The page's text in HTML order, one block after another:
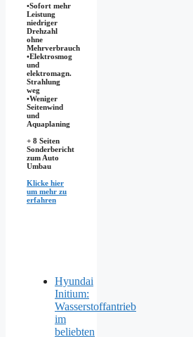
•Sofort mehr
Leistung
niedriger
Drehzahl
ohne
Mehrverbrauch
•Elektrosmog
und
elektromagn.
Strahlung
weg
•​Weniger
Seitenwind
und
Aquaplaning
+ 8 Seiten
Sonderbericht
zum Auto
Umbau
Klicke hier
um mehr zu
erfahren
Hyundai
Initium:
Wasserstoffantrieb
im
beliebten